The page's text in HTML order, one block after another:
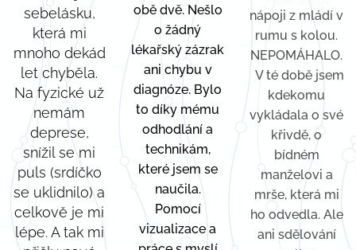
sebelásku,
která mi
mnoho dekád
let chyběla.
Na fyzické už
nemám
deprese,
snížil se mi
puls (srdíčko
se uklidnilo) a
celkově je mi
lépe. A tak mi
obě dvě. Nešlo
o žádný
lékařský zázrak
ani chybu v
diagnóze. Bylo
to díky mému
odhodlání a
technikám,
které jsem se
naučila.
Pomocí
vizualizace a
nápoji z mládí v
rumu s kolou.
NEPOMÁHALO.
V té době jsem
kdekomu
vykládala o své
křivdě, o
bídném
manželovi a
mrše, která mi
ho odvedla. Ale
ani sdělování